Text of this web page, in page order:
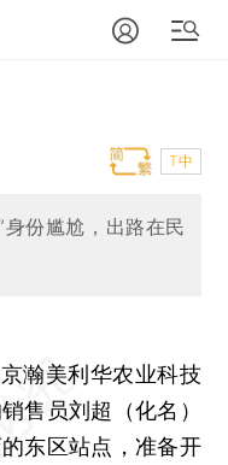
T中
份尴尬，出路在民
美利华农业科技
售员刘超（化名）
东区站点，准备开